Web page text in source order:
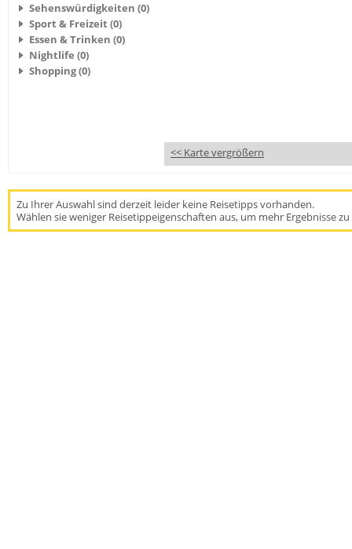
Sehenswürdigkeiten (0)
Sport & Freizeit (0)
Essen & Trinken (0)
Nightlife (0)
Shopping (0)
<< Karte vergrößern
Zu Ihrer Auswahl sind derzeit leider keine Reisetipps vorhanden.
Wählen sie weniger Reisetippeigenschaften aus, um mehr Ergebnisse